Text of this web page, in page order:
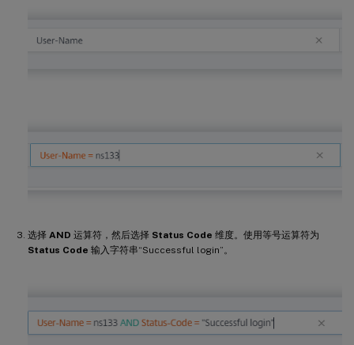
选择 AND 运算符，然后选择 Status Code 维度。使用等号运算符为
Status Code 输入字符串“Successful login”。